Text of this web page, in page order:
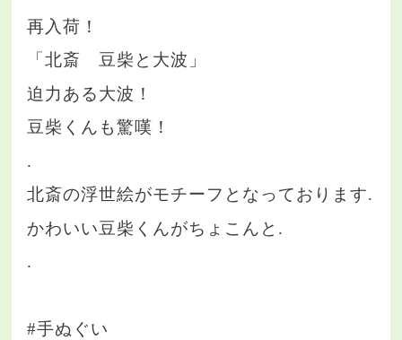
再入荷！
「北斎 豆柴と大波」
迫力ある大波！
豆柴くんも驚嘆！
.
北斎の浮世絵がモチーフとなっております.
かわいい豆柴くんがちょこんと.
.
#手ぬぐい